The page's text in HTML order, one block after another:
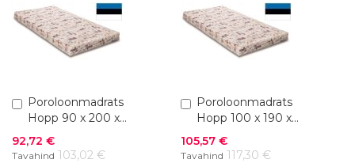
Poroloonmadrats
Hopp 90 x 200 x
10 cm
Soodushind
92,72 €
Tavahind 103,02 €
Lisa
ostukorvi
Poroloonmadrats
Hopp 100 x 190 x
10 cm
Soodushind
105,57 €
Tavahind 117,30 €
Lisa
ostukorvi